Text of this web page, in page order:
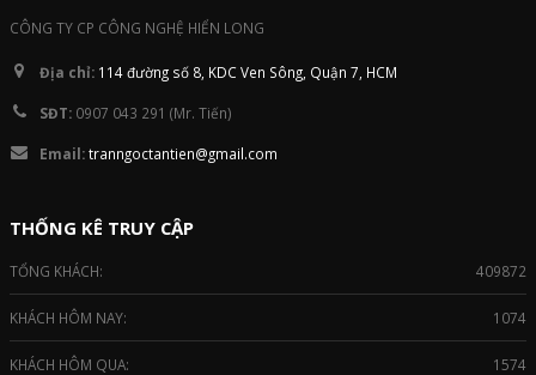
CÔNG TY CP CÔNG NGHỆ HIỂN LONG
Địa chỉ: 114 đường số 8, KDC Ven Sông, Quận 7, HCM
SĐT: 0907 043 291 (Mr. Tiến)
Email:tranngoctantien@gmail.com
THỐNG KÊ TRUY CẬP
409872
TỔNG KHÁCH:
1074
KHÁCH HÔM NAY:
1574
KHÁCH HÔM QUA: